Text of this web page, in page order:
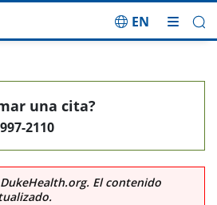
EN
El contenido
una cita?
2110